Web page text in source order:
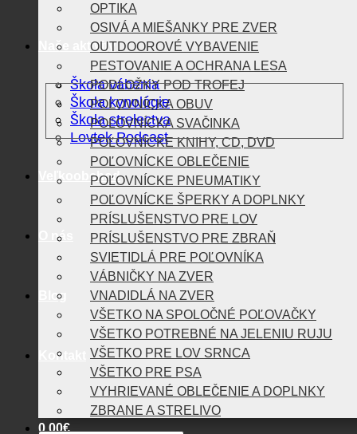
Naše aktivity
Škola vábenia
Škola kynológie
Škola strelectva
Lovtek Podcast
Veľkoobchod
O nás
Blog
Kontakt
0,00€
OPTIKA
OSIVÁ A MIEŠANKY PRE ZVER
OUTDOOROVÉ VYBAVENIE
PESTOVANIE A OCHRANA LESA
PODLOŽKY POD TROFEJ
POĽOVNÍCKA OBUV
POĽOVNÍCKA SVAČINKA
POĽOVNÍCKE KNIHY, CD, DVD
POĽOVNÍCKE OBLEČENIE
POĽOVNÍCKE PNEUMATIKY
POĽOVNÍCKE ŠPERKY A DOPLNKY
PRÍSLUŠENSTVO PRE LOV
PRÍSLUŠENSTVO PRE ZBRAŇ
SVIETIDLÁ PRE POĽOVNÍKA
VÁBNIČKY NA ZVER
VNADIDLÁ NA ZVER
VŠETKO NA SPOLOČNÉ POĽOVAČKY
VŠETKO POTREBNÉ NA JELENIU RUJU
VŠETKO PRE LOV SRNCA
VŠETKO PRE PSA
VYHRIEVANÉ OBLEČENIE A DOPLNKY
ZBRANE A STRELIVO